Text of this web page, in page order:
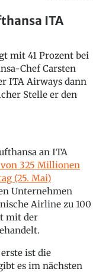
ITA
mit 41 Prozent bei
Chef Carsten
ITA Airways dann
Stelle er den
an ITA
325 Millionen
(25. Mai)
Unternehmen
Airline zu 100
mit der
ist die
es im nächsten